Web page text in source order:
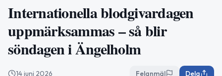
Internationella blodgivardagen
uppmärksammas – så blir
söndagen i Ängelholm
14 juni 2026 Felanmäl Dela